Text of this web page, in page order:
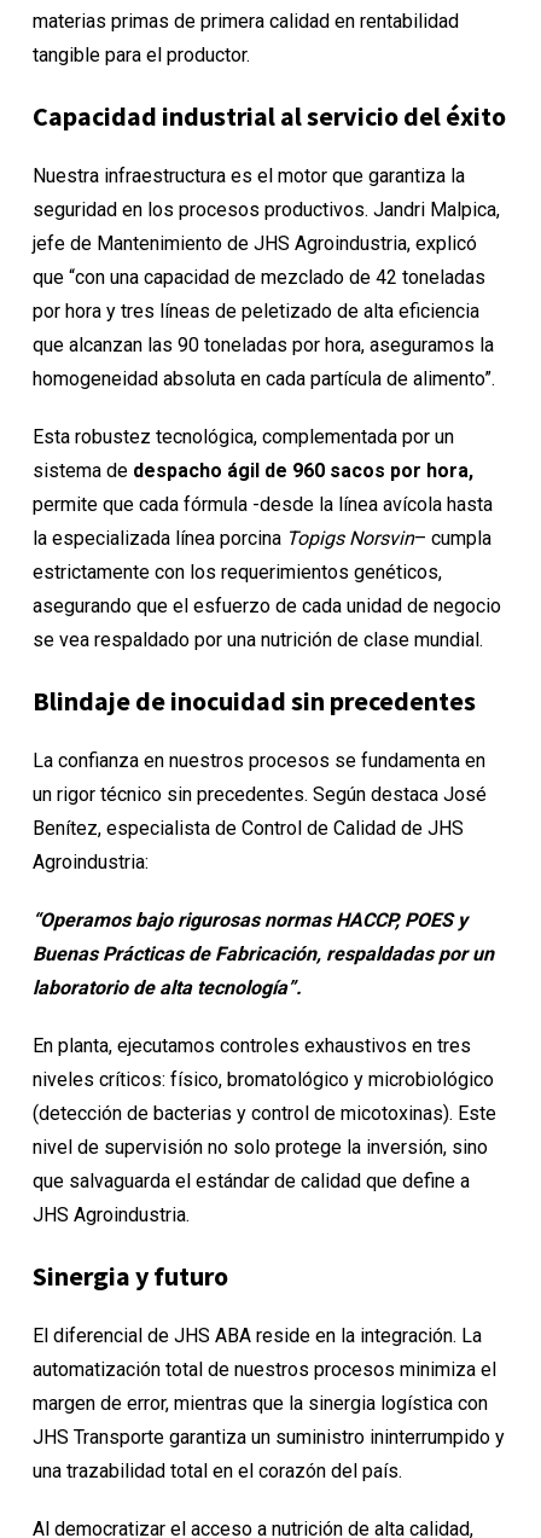
materias primas de primera calidad en rentabilidad
tangible para el productor.
Capacidad industrial al servicio del éxito
Nuestra infraestructura es el motor que garantiza la
seguridad en los procesos productivos. Jandri Malpica,
jefe de Mantenimiento de JHS Agroindustria, explicó
que “con una capacidad de mezclado de 42 toneladas
por hora y tres líneas de peletizado de alta eficiencia
que alcanzan las 90 toneladas por hora, aseguramos la
homogeneidad absoluta en cada partícula de alimento”.
Esta robustez tecnológica, complementada por un
sistema de despacho ágil de 960 sacos por hora,
permite que cada fórmula -desde la línea avícola hasta
la especializada línea porcina Topigs Norsvin– cumpla
estrictamente con los requerimientos genéticos,
asegurando que el esfuerzo de cada unidad de negocio
se vea respaldado por una nutrición de clase mundial.
Blindaje de inocuidad sin precedentes
La confianza en nuestros procesos se fundamenta en
un rigor técnico sin precedentes. Según destaca José
Benítez, especialista de Control de Calidad de JHS
Agroindustria:
“Operamos bajo rigurosas normas HACCP, POES y
Buenas Prácticas de Fabricación, respaldadas por un
laboratorio de alta tecnología”.
En planta, ejecutamos controles exhaustivos en tres
niveles críticos: físico, bromatológico y microbiológico
(detección de bacterias y control de micotoxinas). Este
nivel de supervisión no solo protege la inversión, sino
que salvaguarda el estándar de calidad que define a
JHS Agroindustria.
Sinergia y futuro
El diferencial de JHS ABA reside en la integración. La
automatización total de nuestros procesos minimiza el
margen de error, mientras que la sinergia logística con
JHS Transporte garantiza un suministro ininterrumpido y
una trazabilidad total en el corazón del país.
Al democratizar el acceso a nutrición de alta calidad,